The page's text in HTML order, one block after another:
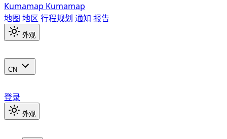
Kumamap Kumamap
地图 地区 行程规划 通知 报告
外观
CN
登录
外观